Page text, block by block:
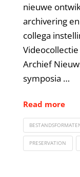
nieuwe
archivering
collega
Archief
symposia …
Read more
PRESERVATION